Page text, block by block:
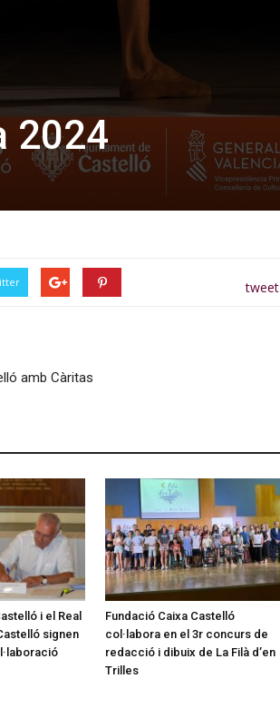
2024
tweet
amb Càritas
i el Real
signen
Fundació Caixa Castelló
col·labora en el 3r concurs de
redacció i dibuix de La Filà d’en
Trilles